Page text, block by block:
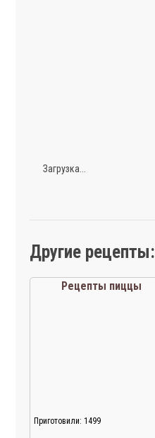
Загрузка...
Другие рецепты:
Рецепты пиццы
Приготовили: 1499